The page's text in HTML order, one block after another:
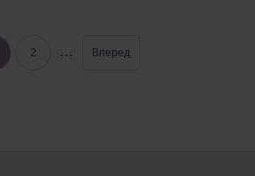
2 ... Вперед